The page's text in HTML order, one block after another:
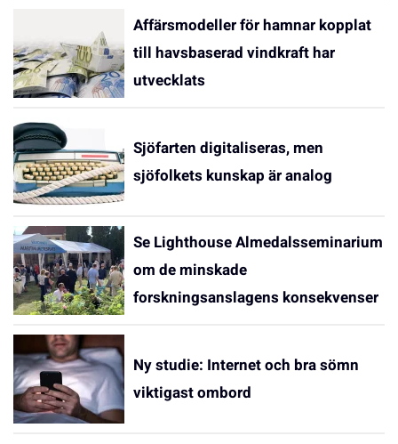
Affärsmodeller för hamnar kopplat
till havsbaserad vindkraft har
utvecklats
Sjöfarten digitaliseras, men
sjöfolkets kunskap är analog
Se Lighthouse Almedalsseminarium
om de minskade
forskningsanslagens konsekvenser
Ny studie: Internet och bra sömn
viktigast ombord